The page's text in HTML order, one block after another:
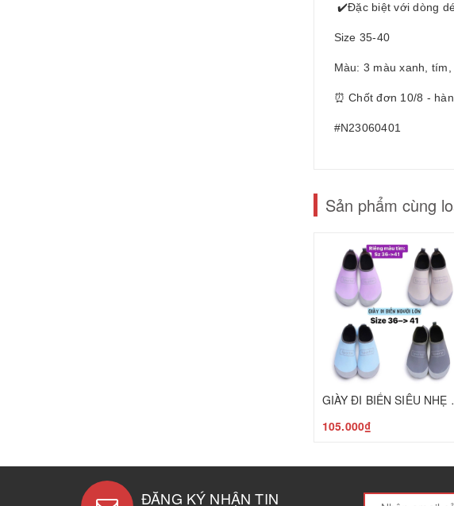
✔️Đặc biệt với dòng
Size 35-40
Màu: 3 màu xanh, tím,
⏰ Chốt đơn 10/8 -
#N23060401
Sản phẩm cùng
GIÀY ĐI
105.000₫
ĐĂNG KÝ NHẬN TIN